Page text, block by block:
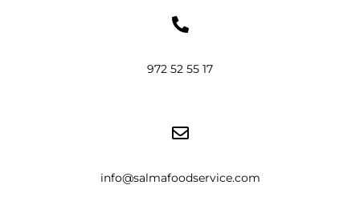
972 52 55 17
info@salmafoodservice.com